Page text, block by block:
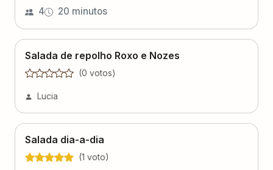
Salada de repolho Roxo e Nozes
(0votos)
Lucia
(1voto)
Neide